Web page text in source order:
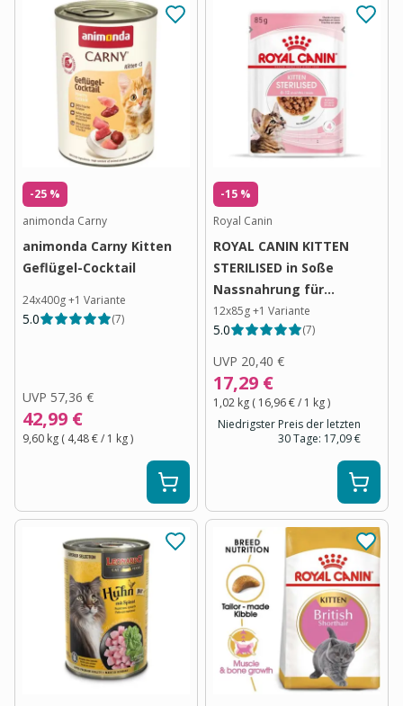
-25 %
animonda Carny
animonda Carny Kitten
Geflügel-Cocktail
24x400g+1 Variante
5.0 (7)
UVP 57,36 €
42,99 €
9,60 kg ( 4,48 €/ 1 kg)
-15 %
Royal Canin
ROYAL CANIN KITTEN
STERILISED in Soße
Nassnahrung für
kastrierte Kätzchen ab 6
Monaten
12x85g+1 Variante
5.0 (7)
UVP 20,40 €
17,29 €
1,02 kg ( 16,96 €/ 1 kg)
Niedrigster Preis der letzten
30 Tage: 17,09 €